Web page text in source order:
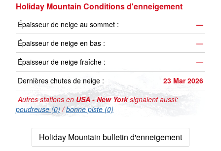
Holiday Mountain Conditions d'enneigement
Épaisseur de neige au sommet :
—
Épaisseur de neige en bas :
—
Épaisseur de neige fraîche :
—
Dernières chutes de neige :
23 Mar 2026
Autres stations en USA - New Yorksignalent aussi:
poudreuse (0) /bonne piste (0)
Holiday Mountain bulletin d'enneigement